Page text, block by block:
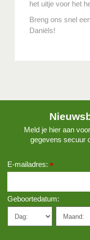
het uitje voor het
Breng ons snel
Daniëls!
Meld je hier aan
gegevens secuur
E-mailadres: *
Geboortedatum: